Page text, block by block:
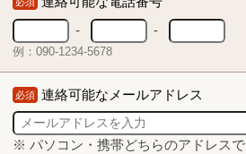
-
-
例：090-1234-5678
必須 連絡可能なメールアドレス
※ パソコン・携帯どちらのアドレス